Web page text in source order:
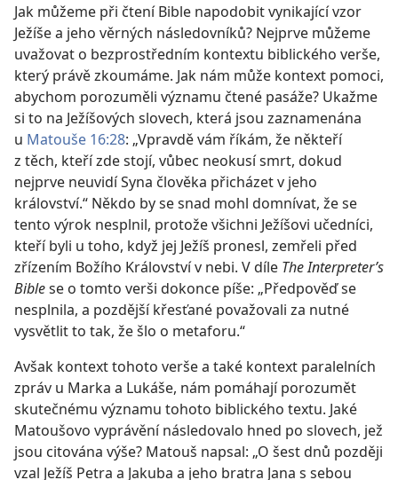
Jak můžeme při čtení Bible napodobit vynikající vzor
Ježíše a jeho věrných následovníků? Nejprve můžeme
uvažovat o bezprostředním kontextu biblického verše,
který právě zkoumáme. Jak nám může kontext pomoci,
abychom porozuměli významu čtené pasáže? Ukažme
si to na Ježíšových slovech, která jsou zaznamenána
u Matouše 16:28: „Vpravdě vám říkám, že někteří
z těch, kteří zde stojí, vůbec neokusí smrt, dokud
nejprve neuvidí Syna člověka přicházet v jeho
království.“ Někdo by se snad mohl domnívat, že se
tento výrok nesplnil, protože všichni Ježíšovi učedníci,
kteří byli u toho, když jej Ježíš pronesl, zemřeli před
zřízením Božího Království v nebi. V díle The Interpreter’s
Biblese o tomto verši dokonce píše: „Předpověď se
nesplnila, a pozdější křesťané považovali za nutné
vysvětlit to tak, že šlo o metaforu.“
Avšak kontext tohoto verše a také kontext paralelních
zpráv u Marka a Lukáše, nám pomáhají porozumět
skutečnému významu tohoto biblického textu. Jaké
Matoušovo vyprávění následovalo hned po slovech, jež
jsou citována výše? Matouš napsal: „O šest dnů později
vzal Ježíš Petra a Jakuba a jeho bratra Jana s sebou